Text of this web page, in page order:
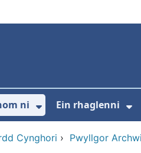
isddewislen ar gyfer
ni
Dangos
Ein rhaglenni
Cynghori › Pwyllgor